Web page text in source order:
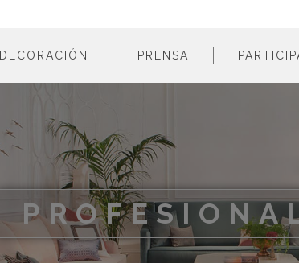
DECORACIÓN
colores
estilos
materiales
PRENSA